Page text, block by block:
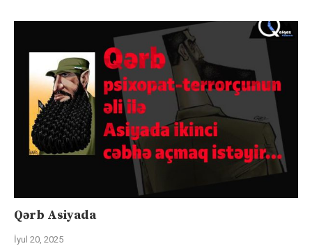
Qərb Asiyada
İyul 20, 2025